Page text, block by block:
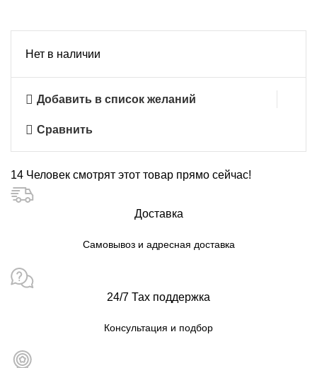
Нет в наличии
Добавить в список желаний
Сравнить
14 Человек смотрят этот товар прямо сейчас!
Доставка
Самовывоз и адресная доставка
24/7 Тах поддержка
Консультация и подбор